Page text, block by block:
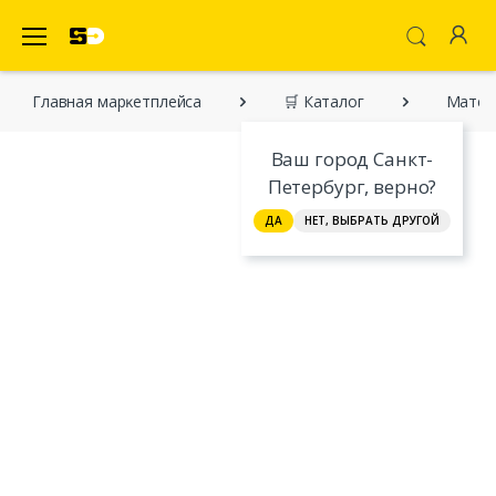
Ваш город Санкт-
Петербург, верно?
ДА НЕТ, ВЫБРАТЬ ДРУГОЙ
Главная марĸетплейса 🛒 Каталог